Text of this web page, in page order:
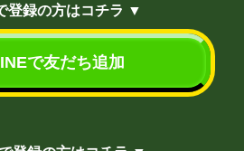
登録の方はコチラ ▼
で友だち追加